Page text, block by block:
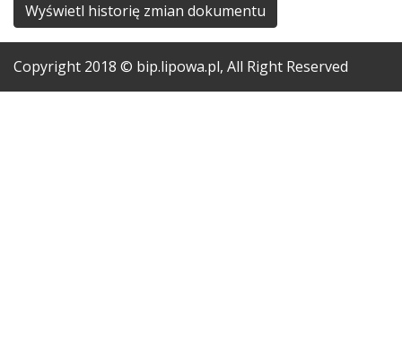
Wyświetl historię zmian dokumentu
Copyright 2018 © bip.lipowa.pl, All Right Reserved